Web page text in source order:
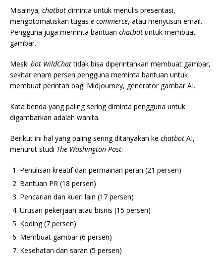
Misalnya, chatbot diminta untuk menulis presentasi,
mengotomatiskan tugas e-commerce, atau menyusun email.
Pengguna juga meminta bantuan chatbot untuk membuat
gambar.
Meski bot WildChattidak bisa diperintahkan membuat gambar,
sekitar enam persen pengguna meminta bantuan untuk
membuat perintah bagi Midjourney, generator gambar AI.
Kata benda yang paling sering diminta pengguna untuk
digambarkan adalah wanita.
Berikut ini hal yang paling sering ditanyakan ke chatbot AI,
menurut studi The Washington Post:
Penulisan kreatif dan permainan peran (21 persen)
Bantuan PR (18 persen)
Pencarian dan kueri lain (17 persen)
Urusan pekerjaan atau bisnis (15 persen)
Koding (7 persen)
Membuat gambar (6 persen)
Kesehatan dan saran (5 persen)